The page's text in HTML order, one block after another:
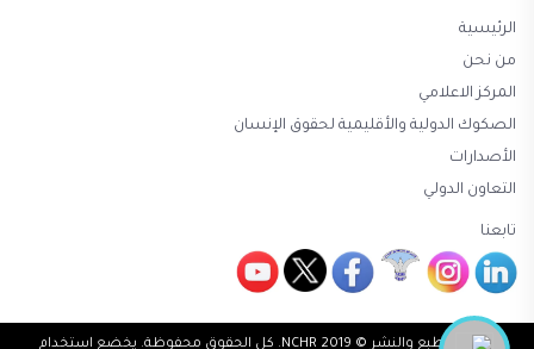
الرئيسية
من نحن
المركز الاعلامي
الصكوك الدولية والأقليمية لحقوق الإنسان
الأصدارات
التعاون الدولي
تابعنا
حقوق الطبع والنشر © 2019 NCHR. كل الحقوق محفوظة. يخضع استخدام